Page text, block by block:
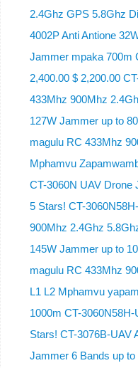
2.4Ghz GPS 5.8Ghz
4002P Anti Antione
Jammer mpaka 700m
2,400.00 $ 2,200.00
433Mhz 900Mhz
127W Jammer up to
magulu RC 433Mhz
Mphamvu
CT-3060N UAV Drone
5 Stars! CT-
900Mhz 2.4Ghz
145W Jammer up to
magulu RC 433Mhz
L1 L2 Mphamvu
1000m CT-
Stars! CT-3076B-UAV
Jammer 6 Bands up